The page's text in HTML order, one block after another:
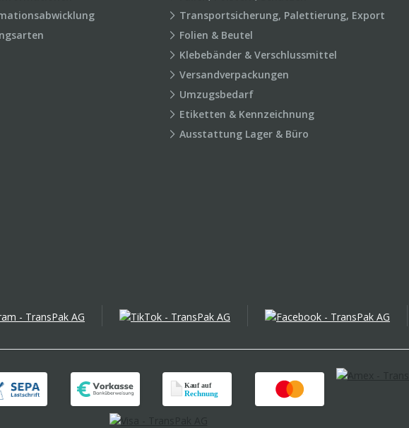
Transportsicherung, Palettierung, Export
Folien & Beutel
Klebebänder & Verschlussmittel
Versandverpackungen
Umzugsbedarf
Etiketten & Kennzeichnung
Ausstattung Lager & Büro